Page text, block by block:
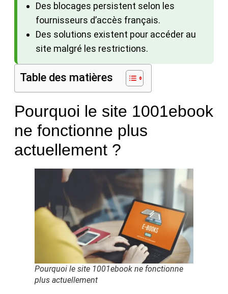
Des blocages persistent selon les
fournisseurs d’accès français.
Des solutions existent pour accéder au
site malgré les restrictions.
Table des matières
Pourquoi le site 1001ebook
ne fonctionne plus
actuellement ?
Pourquoi le site 1001ebook ne fonctionne
plus actuellement